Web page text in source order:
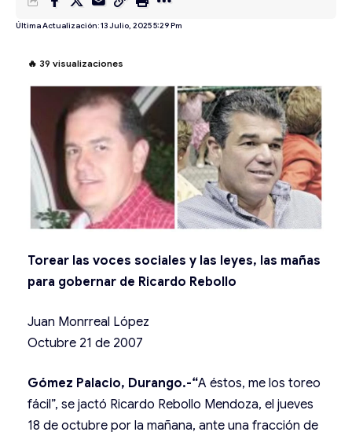
Última Actualización: 13 Julio, 2025 5:29 Pm
🔥 39 visualizaciones
Torear las voces sociales y las leyes, las mañas
para gobernar de Ricardo Rebollo
Juan Monrreal López
Octubre 21 de 2007
Gómez Palacio, Durango.-“A éstos, me los toreo
fácil”, se jactó Ricardo Rebollo Mendoza, el jueves
18 de octubre por la mañana, ante una fracción de